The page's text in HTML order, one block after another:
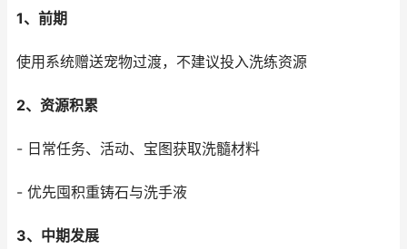
1、前期
使用系统赠送宠物过渡，不建议投入洗练资源
2、资源积累
- 日常任务、活动、宝图获取洗髓材料
- 优先囤积重铸石与洗手液
3、中期发展